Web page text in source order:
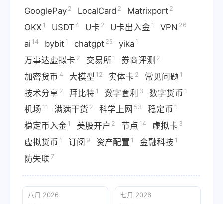
GooglePay 2 LocalCard 2 Matrixport 2
OKX 1 USDT 4 U卡 2 U卡出入金 1 VPN 26
ai 14 bybit 1 chatgpt 25 yika 1
万事达虚拟卡 2 交易所 1 券商评测 2
加密货币 4 大模型 12 实体卡 2 常见问题 1
技术分享 2 拜比特 1 数字套利 3 数字货币 1
机场 11 满满干货 2 科学上网 53 稳定币 1
稳定币入金 1 美股开户 2 节点 14 虚拟卡 3
虚拟货币 1 订阅 9 资产配置 1 金融科技 1
防失联 7
八月 2026 七月 2026